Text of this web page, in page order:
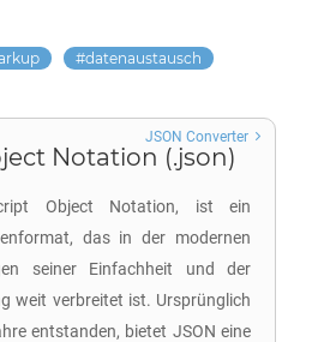
datenaustausch
Notation (.json)
Object Notation, ist ein
das in der modernen
seiner Einfachheit und der
weit verbreitet ist. Ursprünglich
entstanden, bietet JSON eine
JSON Converter